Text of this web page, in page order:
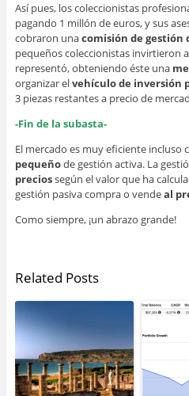
Así pues, los coleccionistas
pagando 1 millón de euros, y sus
cobraron unacomisión de gestión
pequeños coleccionistas invirtieron
representó, obteniendo éste una
organizar elvehículo de inversión
3 piezas restantes a precio de
-Fin de la subasta-
El mercado es muy eficiente incluso
pequeñode gestión activa. La
preciossegún el valor que ha
gestión pasiva compra o vendeal
Como siempre, ¡un abrazo grande!
Related Posts